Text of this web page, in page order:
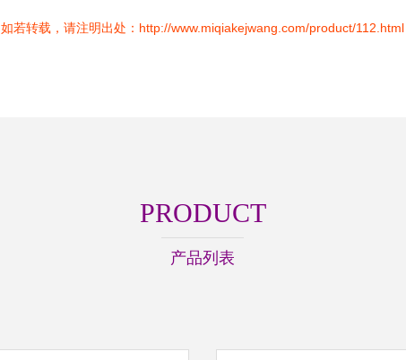
如若转载，请注明出处：http://www.miqiakejwang.com/product/112.html
PRODUCT
产品列表